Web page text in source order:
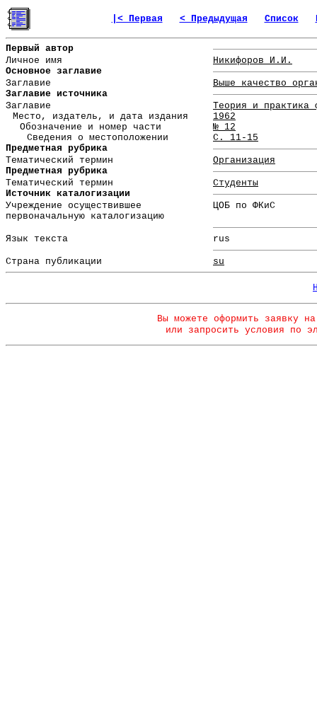
|< Первая < Предыдущая Список
Первый автор
Личное имя
Никифоров И.И.
Основное заглавие
Заглавие
Выше качество
Заглавие источника
Заглавие
Теория и практика
Место, издатель, и дата издания
1962
Обозначение и номер части
№ 12
Сведения о местоположении
С. 11-15
Предметная рубрика
Тематический термин
Организация
Предметная рубрика
Тематический термин
Студенты
Источник каталогизации
Учреждение осуществившее
первоначальную каталогизацию
ЦОБ по ФКиС
Язык текста rus
Страна публикации su
Вы можете оформить заявку
или запросить условия по